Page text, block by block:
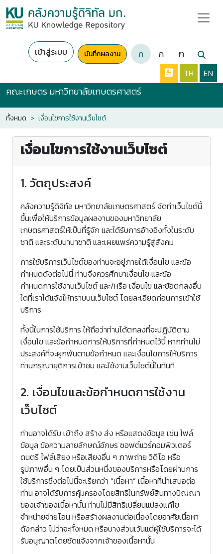
เข้าสู่ระบบ บันทึกผลงาน ก ก ก
TH EN
คณะเกษตร มหาวิทยาลัยเกษตรศาสตร์
ทั้งหมด เงื่อนไขการใช้งานเว็บไซต์
เงื่อนไขการใช้งานเว็บไซต์
1. วัตถุประสงค์
คลังความรู้ดิจิทัล มหาวิทยาลัยเกษตรศาสตร์ จัดทำเว็บไซต์นี้
ขึ้นเพื่อให้บริการข้อมูลผลงานของมหาวิทยาลัย
เกษตรศาสตร์ให้เป็นที่รู้จัก และได้รับการอ้างอิงทั้งในระดับ
ชาติ และระดับนานาชาติ และเผยแพร่ความรู้สู่สังคม
การใช้บริการเว็บไซต์ของท่านจะอยู่ภายใต้เงื่อนไข และข้อ
กำหนดดังต่อไปนี้ ท่านจึงควรศึกษาเงื่อนไข และข้อ
กำหนดการใช้งานเว็บไซต์ และ/หรือ เงื่อนไข และข้อตกลงอื่น
ใดที่เราได้แจ้งให้ทราบบนเว็บไซต์ โดยละเอียดก่อนการเข้าใช้
บริการ
ทั้งนี้ในการใช้บริการ ให้ถือว่าท่านได้ตกลงที่จะปฏิบัติตาม
เงื่อนไข และข้อกำหนดการให้บริการที่กำหนดไว้นี้ หากท่านไม่
ประสงค์ที่จะผูกพันตามข้อกำหนด และเงื่อนไขการให้บริการ
ท่านกรุณายุติการเข้าชม และใช้งานเว็บไซต์นี้ในทันที
2. เงื่อนไขและข้อกำหนดการใช้งาน
เว็บไซต์
ท่านอาจได้รับ เข้าถึง สร้าง ส่ง หรือแสดงข้อมูล เช่น ไฟล์
ข้อมูล ข้อความลายลักษณ์อักษร ซอฟต์แวร์คอมพิวเตอร์
ดนตรี ไฟล์เสียง หรือเสียงอื่น ๆ ภาพถ่าย วิดีโอ หรือ
รูปภาพอื่น ๆ โดยเป็นส่วนหนึ่งของบริการหรือโดยผ่านการ
ใช้บริการซึ่งต่อไปนี้จะเรียกว่า “เนื้อหา” เนื้อหาที่นำเสนอต่อ
ท่าน อาจได้รับการคุ้มครองโดยสิทธิในทรัพย์สินทางปัญญา
ของเจ้าของเนื้อหานั้น ท่านไม่มีสิทธิเปลี่ยนแปลงแก้ไข
จำหน่ายจ่ายโอน หรือสร้างผลงานต่อเนื่องโดยอาศัยเนื้อหา
ดังกล่าว ไม่ว่าจะทั้งหมด หรือบางส่วนเว้นแต่ผู้ใช้บริการจะได้
รับอนุญาตโดยชัดแจ้งจากเจ้าของเนื้อหานั้น